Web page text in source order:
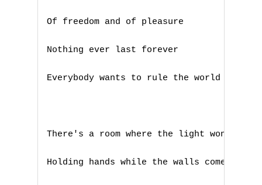
Of freedom and of pleasure
Nothing ever last forever
Everybody wants to rule the world
There's a room where the light won't
Holding hands while the walls come